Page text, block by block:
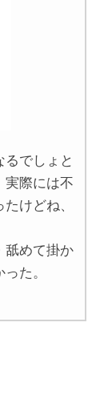
でしょと
実際には不
けどね、
舐めて掛か
た。